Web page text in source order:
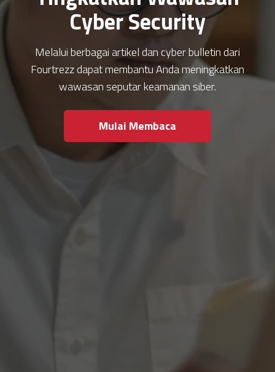
Cyber Security
Melalui berbagai artikel dan cyber bulletin dari
Fourtrezz dapat membantu Anda meningkatkan
wawasan seputar keamanan siber.
Mulai Membaca